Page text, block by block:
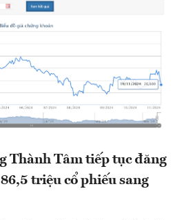
Thành Tâm tiếp tục đăng
triệu cổ phiếu sang